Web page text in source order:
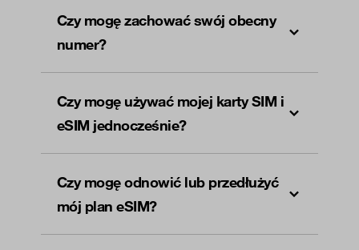
Czy mogę zachować swój obecny
numer?
Czy mogę używać mojej karty SIM i
eSIM jednocześnie?
Czy mogę odnowić lub przedłużyć
mój plan eSIM?